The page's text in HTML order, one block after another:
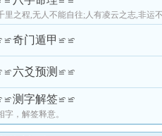
里之程,无人不能自往;人有凌云之志,非运
奇门遁甲≌≌
六爻预测≌≌
测字解签≌≌
字，解签释意。